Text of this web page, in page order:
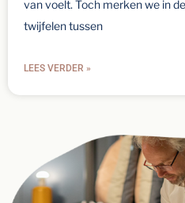
van voelt. Toch merken we in
twijfelen tussen
LEES VERDER »